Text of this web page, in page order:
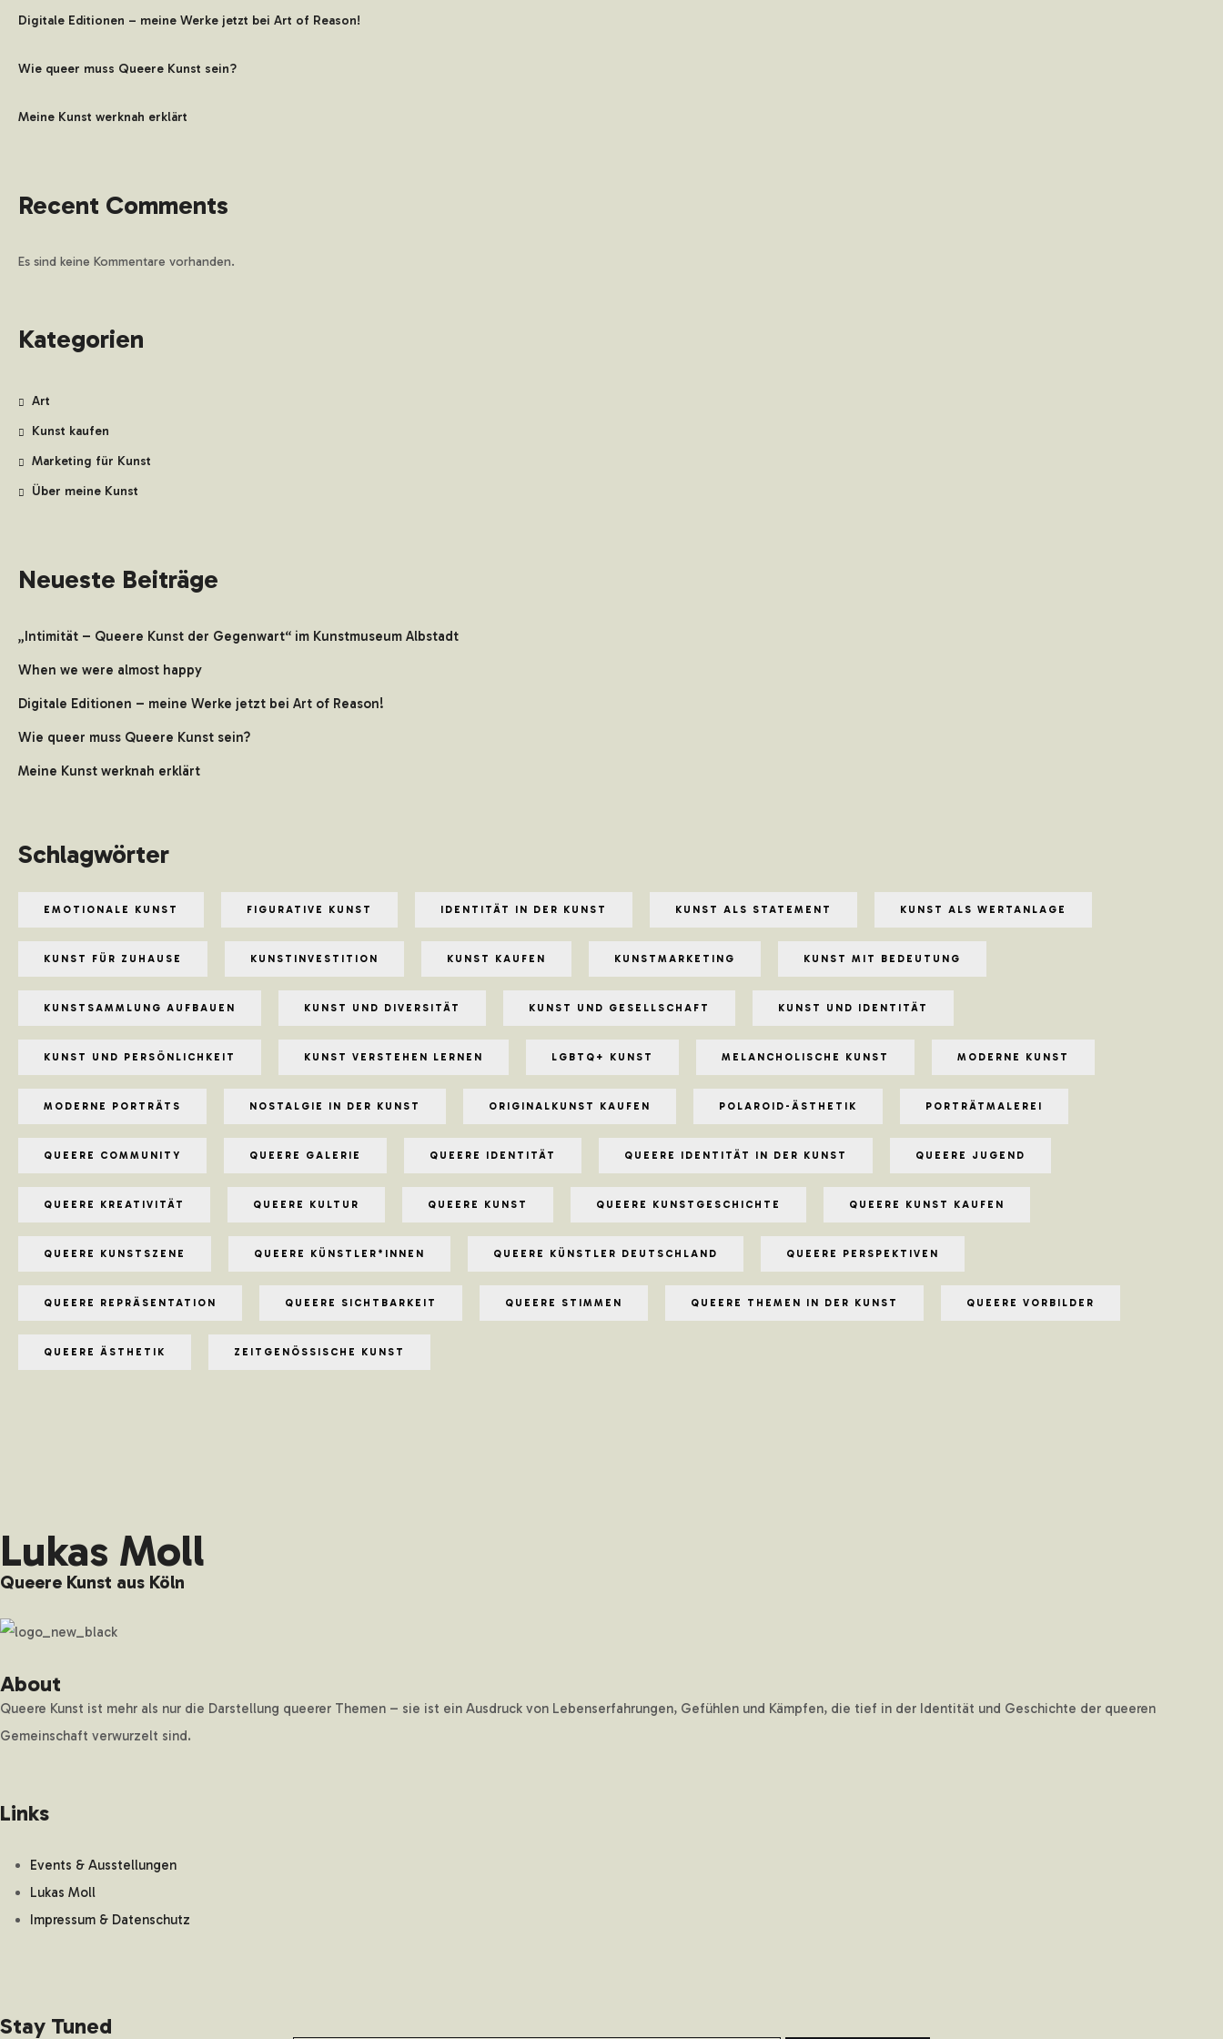
Digitale Editionen – meine Werke jetzt bei Art of Reason!
Wie queer muss Queere Kunst sein?
Meine Kunst werknah erklärt
Recent Comments
Es sind keine Kommentare vorhanden.
Kategorien
Art
Kunst kaufen
Marketing für Kunst
Über meine Kunst
Neueste Beiträge
„Intimität – Queere Kunst der Gegenwart“ im Kunstmuseum Albstadt
When we were almost happy
Digitale Editionen – meine Werke jetzt bei Art of Reason!
Wie queer muss Queere Kunst sein?
Meine Kunst werknah erklärt
Schlagwörter
EMOTIONALE KUNST FIGURATIVE KUNST IDENTITÄT IN DER KUNST KUNST ALS STATEMENT KUNST ALS WERTANLAGE
KUNST FÜR ZUHAUSE KUNSTINVESTITION KUNST KAUFEN KUNSTMARKETING KUNST MIT BEDEUTUNG
KUNSTSAMMLUNG AUFBAUEN KUNST UND DIVERSITÄT KUNST UND GESELLSCHAFT KUNST UND IDENTITÄT
KUNST UND PERSÖNLICHKEIT KUNST VERSTEHEN LERNEN LGBTQ+ KUNST MELANCHOLISCHE KUNST MODERNE KUNST
MODERNE PORTRÄTS NOSTALGIE IN DER KUNST ORIGINALKUNST KAUFEN POLAROID-ÄSTHETIK PORTRÄTMALEREI
QUEERE COMMUNITY QUEERE GALERIE QUEERE IDENTITÄT QUEERE IDENTITÄT IN DER KUNST QUEERE JUGEND
QUEERE KREATIVITÄT QUEERE KULTUR QUEERE KUNST QUEERE KUNSTGESCHICHTE QUEERE KUNST KAUFEN
QUEERE KUNSTSZENE QUEERE KÜNSTLER*INNEN QUEERE KÜNSTLER DEUTSCHLAND QUEERE PERSPEKTIVEN
QUEERE REPRÄSENTATION QUEERE SICHTBARKEIT QUEERE STIMMEN QUEERE THEMEN IN DER KUNST QUEERE VORBILDER
QUEERE ÄSTHETIK ZEITGENÖSSISCHE KUNST
Lukas Moll
Queere Kunst aus Köln
About
Queere Kunst ist mehr als nur die Darstellung queerer Themen – sie ist ein Ausdruck von Lebenserfahrungen, Gefühlen und Kämpfen, die tief in der Identität und Geschichte der queeren
Gemeinschaft verwurzelt sind.
Links
Events & Ausstellungen
Lukas Moll
Impressum & Datenschutz
Stay Tuned